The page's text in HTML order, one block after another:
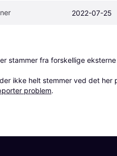
2022-07-25
stammer fra forskellige
ikke helt stemmer ved det her
problem.